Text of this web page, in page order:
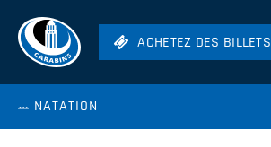
ACHETEZ DES BILLETS
ACHETEZ DES BILLETS
NATATION